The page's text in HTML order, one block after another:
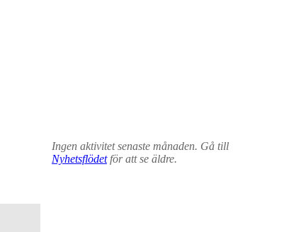
Ingen aktivitet senaste månaden. Gå till
Nyhetsflödetför att se äldre.